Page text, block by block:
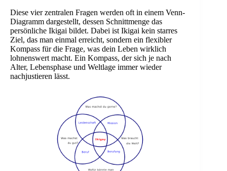
Diese vier zentralen Fragen werden oft in einem Venn-
Diagramm dargestellt, dessen Schnittmenge das
persönliche Ikigai bildet. Dabei ist Ikigai kein starres
Ziel, das man einmal erreicht, sondern ein flexibler
Kompass für die Frage, was dein Leben wirklich
lohnenswert macht. Ein Kompass, der sich je nach
Alter, Lebensphase und Weltlage immer wieder
nachjustieren lässt.